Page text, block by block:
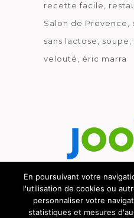
recette facile
Salon de Provence
sans lactose
soupe
velouté
éric marra
Découvrez le
En poursuivant votre
l'utilisation de cookies ou
personnaliser votre
statistiques et mesures